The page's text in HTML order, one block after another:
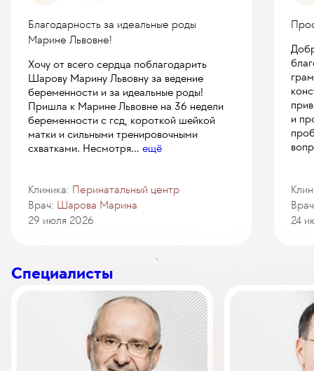
Благодарность за идеальные роды
Марине Львовне!
Хочу от всего сердца поблагодарить
Шарову Марину Львовну за ведение
беременности и за идеальные роды!
Пришла к Марине Львовне на 36 недели
беременности с гсд, короткой шейкой
матки и сильными тренировочными
схватками. Несмотря... ещё
Клиника: Перинатальный центр
Врач: Шарова Марина
29 июля 2026
и
24
Специалисты